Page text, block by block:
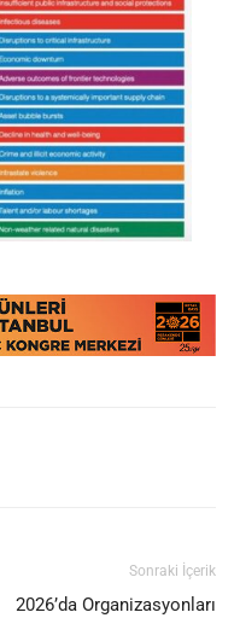
Sonraki İçerik
2026’da Organizasyonları